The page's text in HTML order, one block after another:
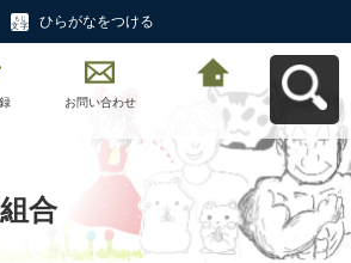
ひらがなをつける
お問い合わせ
あだち協働パートナ
ーサイトへ戻る
合